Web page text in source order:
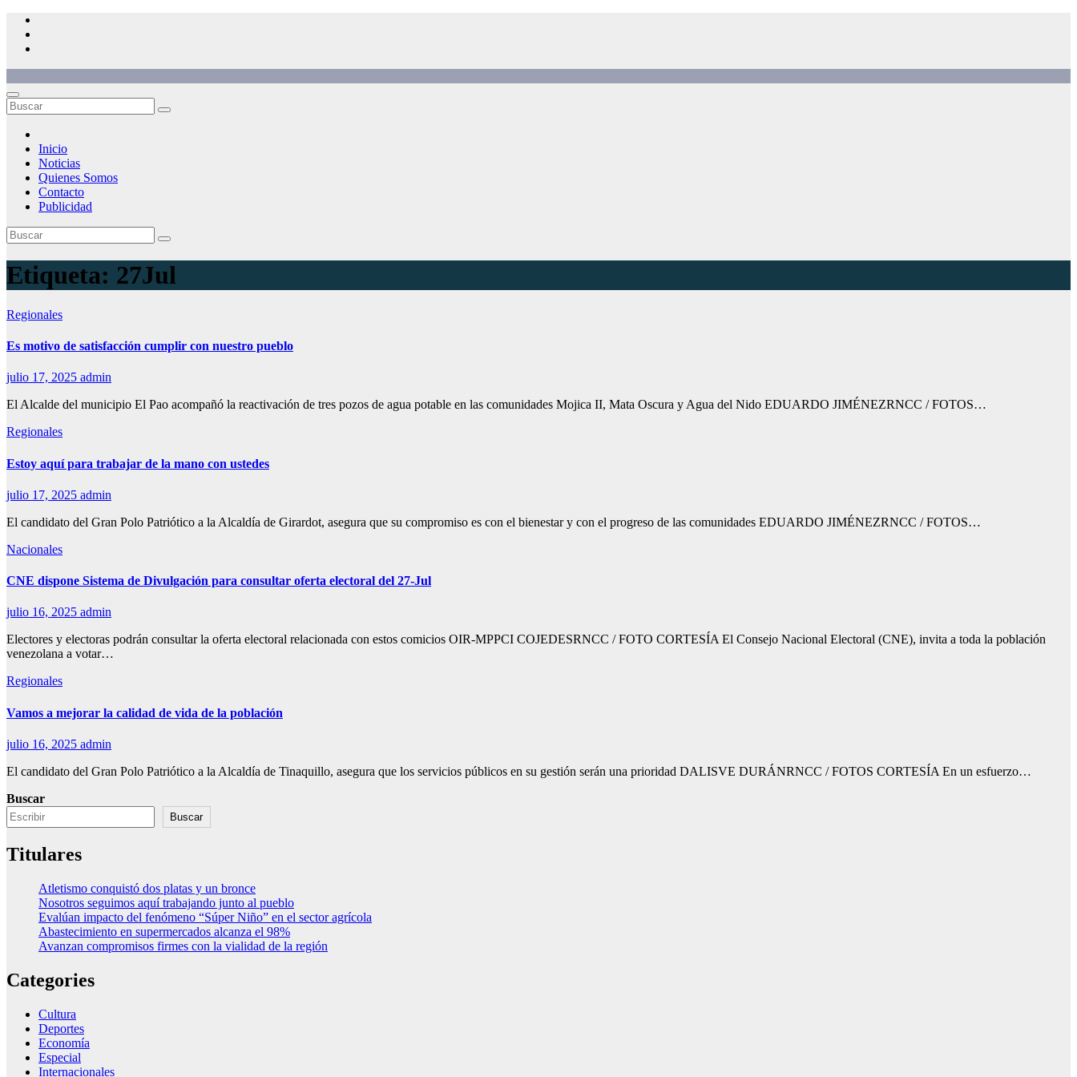
Saltar
contenido
Inicio
Noticias
Quienes Somos
Contacto
Publicidad
Etiqueta: 27Jul
Regionales
Es motivo de satisfacción cumplir con nuestro pueblo
julio 17, 2025 admin
El Alcalde del municipio El Pao acompañó la reactivación de tres pozos de agua potable en las comunidades Mojica II, Mata Oscura y Agua del Nido EDUARDO JIMÉNEZRNCC / FOTOS…
Regionales
Estoy aquí para trabajar de la mano con ustedes
julio 17, 2025 admin
El candidato del Gran Polo Patriótico a la Alcaldía de Girardot, asegura que su compromiso es con el bienestar y con el progreso de las comunidades EDUARDO JIMÉNEZRNCC / FOTOS…
Nacionales
CNE dispone Sistema de Divulgación para consultar oferta electoral del 27-Jul
julio 16, 2025 admin
Electores y electoras podrán consultar la oferta electoral relacionada con estos comicios OIR-MPPCI COJEDESRNCC / FOTO CORTESÍA El Consejo Nacional Electoral (CNE), invita a toda la población
venezolana a votar…
Regionales
Vamos a mejorar la calidad de vida de la población
julio 16, 2025 admin
El candidato del Gran Polo Patriótico a la Alcaldía de Tinaquillo, asegura que los servicios públicos en su gestión serán una prioridad DALISVE DURÁNRNCC / FOTOS CORTESÍA En un esfuerzo…
Buscar
Buscar
Titulares
Atletismo conquistó dos platas y un bronce
Nosotros seguimos aquí trabajando junto al pueblo
Evalúan impacto del fenómeno “Súper Niño” en el sector agrícola
Abastecimiento en supermercados alcanza el 98%
Avanzan compromisos firmes con la vialidad de la región
Categories
Cultura
Deportes
Economía
Especial
Internacionales